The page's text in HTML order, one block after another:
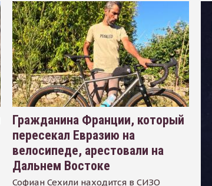
Гражданина Франции, который
пересекал Евразию на
велосипеде, арестовали на
Дальнем Востоке
Софиан Сехили находится в СИЗО